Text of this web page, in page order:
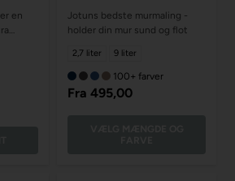
en
Jotuns bedste murmaling -
holder din mur sund og flot
2,7 liter 9 liter
100+ farver
Fra 495,00